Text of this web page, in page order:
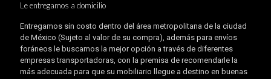
Le entregamos a domicilio
Entregamos sin costo dentro del área metropolitana de la ciudad
de México (Sujeto al valor de su compra), además para envíos
foráneos le buscamos la mejor opción a través de diferentes
empresas transportadoras, con la premisa de recomendarle la
más adecuada para que su mobiliario llegue a destino en buenas